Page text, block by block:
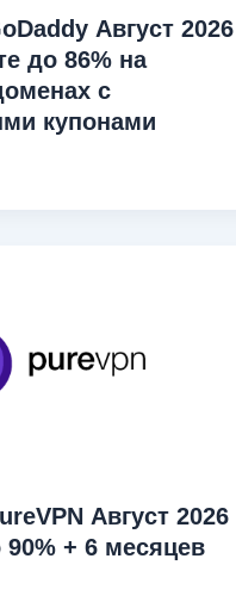
Август 2026
до 86% на
с
купонами
Август 2026
90% + 6 месяцев